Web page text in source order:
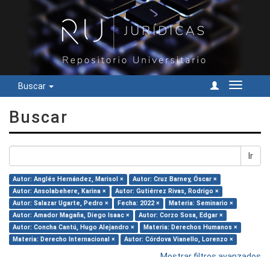
Buscar
Cambiar
Buscar
Ir
Autor: Anglés Hernández, Marisol ×
Autor: Cruz Barney, Óscar ×
Autor: Ansolabehere, Karina ×
Autor: Gutiérrez Rivas, Rodrigo ×
Autor: Salazar Ugarte, Pedro ×
Fecha: 2022 ×
Materia: Seminario ×
Autor: Amador Magaña, Diego Isaac ×
Autor: Corzo Sosa, Edgar ×
Autor: Concha Cantú, Hugo Alejandro ×
Materia: Derechos Humanos ×
Materia: Derecho Internacional ×
Autor: Córdova Vianello, Lorenzo ×